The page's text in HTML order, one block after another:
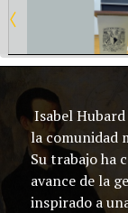
Isabel
la comunidad
Su trabajo ha
avance de la
inspirado a